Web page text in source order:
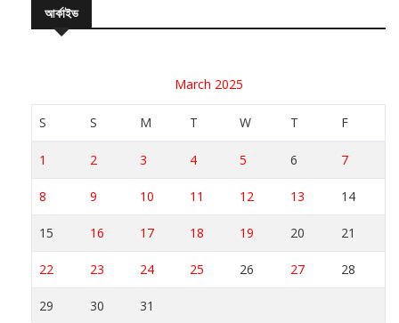
S S M T W T F
8 9 10 11 12 13 14
15 16 17 18 19 20 21
22 23 24 25 26 27 28
29 30 31